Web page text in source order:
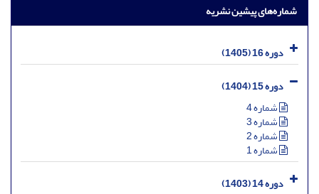
شماره‌های پیشین نشریه
دوره 16 (1405)
دوره 15 (1404)
شماره 4
شماره 3
شماره 2
شماره 1
دوره 14 (1403)